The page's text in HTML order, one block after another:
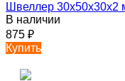
Швеллер
В наличии
875 ₽
Купить